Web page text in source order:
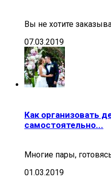
Вы не хотите
07.03.2019
Как организовать
самостоятельно...
Многие пары,
01.03.2019